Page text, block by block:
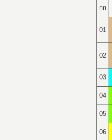
пп
01
02
03
04
05
06